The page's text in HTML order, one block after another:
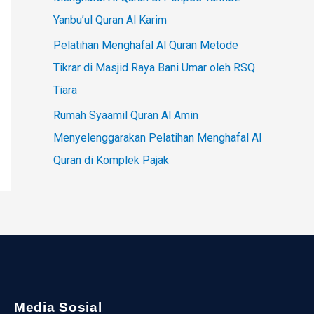
Yanbu’ul Quran Al Karim
Pelatihan Menghafal Al Quran Metode
Tikrar di Masjid Raya Bani Umar oleh RSQ
Tiara
Rumah Syaamil Quran Al Amin
Menyelenggarakan Pelatihan Menghafal Al
Quran di Komplek Pajak
Media Sosial